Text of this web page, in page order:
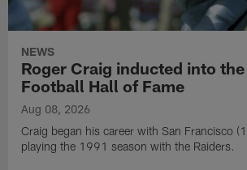
NEWS
Roger Craig inducted into
Football Hall of Fame
Aug 08, 2026
Craig began his career with San Francisco
playing the 1991 season with the Raiders.